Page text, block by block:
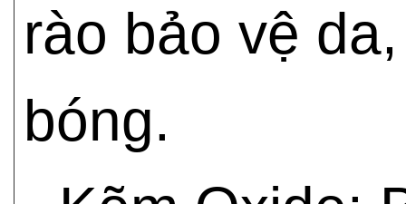
rào bảo vệ
bóng.